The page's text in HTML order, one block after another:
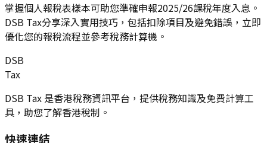
掌握個人報稅表樣本可助您準確申報2025/26課稅年度入息。
DSB Tax分享深入實用技巧，包括扣除項目及避免錯誤，立即
優化您的報稅流程並參考稅務計算機。
DSB
Tax
DSB Tax 是香港稅務資訊平台，提供稅務知識及免費計算工
具，助您了解香港稅制。
快速連結